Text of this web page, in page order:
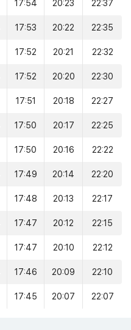
17:54 20:23 22:37
17:53 20:22 22:35
17:52 20:21 22:32
17:52 20:20 22:30
17:51 20:18 22:27
17:50 20:17 22:25
17:50 20:16 22:22
17:49 20:14 22:20
17:48 20:13 22:17
17:47 20:12 22:15
17:47 20:10 22:12
17:46 20:09 22:10
17:45 20:07 22:07